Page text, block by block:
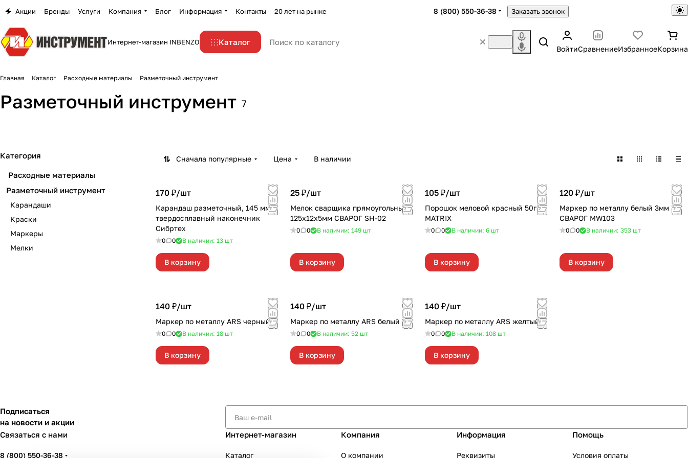
Акции Бренды Услуги Компания Блог Информация Контакты 20 лет на рынке 8 (800) 550-36-38 Заказать звонок
Интернет-магазин INBENZO Каталог
ВойтиСравнениеИзбранноеКорзина
Главная Каталог Расходные материалы Разметочный инструмент
Разметочный инструмент 7
Карандаши Краски
Сначала популярные Цена В наличии
170 ₽/шт
Карандаш разметочный, 145 мм,
твердосплавный наконечник
Сибртех
0 0 В наличии: 13 шт
В корзину
25 ₽/шт
Мелок сварщика прямоугольный
125х12х5мм СВАРОГ SH-02
0 0 В наличии: 149 шт
В корзину
105 ₽/шт
Порошок меловой красный 50гр
MATRIX
0 0 В наличии: 6 шт
В корзину
120 ₽/шт
Маркер по металлу белый 3мм
СВАРОГ MW103
0 0 В наличии: 353 шт
В корзину
140 ₽/шт
Маркер по металлу ARS черный
0 0 В наличии: 18 шт
В корзину
140 ₽/шт
Маркер по металлу ARS белый
0 0 В наличии: 52 шт
В корзину
140 ₽/шт
Маркер по металлу ARS желтый
0 0 В наличии: 108 шт
В корзину
Категория
Расходные материалы
Разметочный инструмент
Карандаши
Краски
Маркеры
Мелки
Подписаться
на новости и акции
Связаться с нами
8 (800) 550-36-38
Интернет-магазин
Каталог
Компания
О компании
Информация
Реквизиты
Помощь
Условия оплаты